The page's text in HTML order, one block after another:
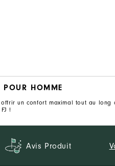
POUR HOMME
un confort maximal tout au
!
Avis Produit